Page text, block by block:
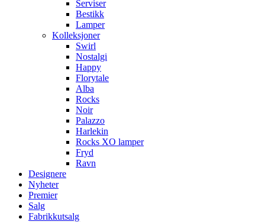
Serviser
Bestikk
Lamper
Kolleksjoner
Swirl
Nostalgi
Happy
Florytale
Alba
Rocks
Noir
Palazzo
Harlekin
Rocks XO lamper
Fryd
Ravn
Designere
Nyheter
Premier
Salg
Fabrikkutsalg